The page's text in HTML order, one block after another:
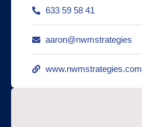
633 59 58 41
aaron@nwmstrategies
www.nwmstrategies.com